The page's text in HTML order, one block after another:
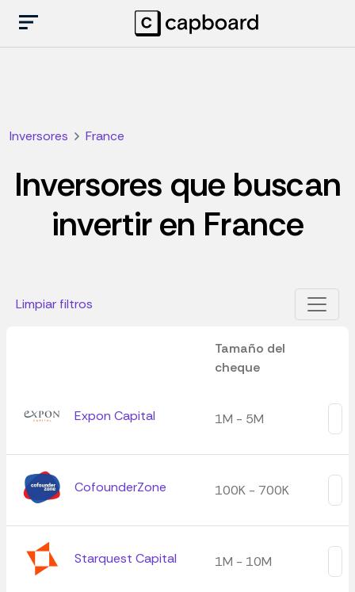
Inversores France
Inversores que buscan
invertir en France
Limpiar filtros
Tamaño del
cheque
Expon Capital 1M - 5M
CofounderZone 100K - 700K
Starquest Capital 1M - 10M